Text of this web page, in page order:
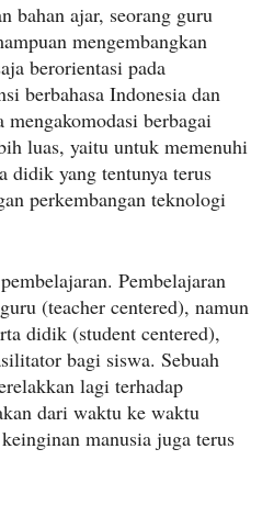
bahan ajar, seorang guru
mengembangkan
berorientasi pada
berbahasa Indonesia dan
berbagai
luas, yaitu untuk memenuhi
didik yang tentunya terus
perkembangan teknologi
Pembelajaran
(teacher centered), namun
didik (student centered),
bagi siswa. Sebuah
lagi terhadap
dari waktu ke waktu
manusia juga terus